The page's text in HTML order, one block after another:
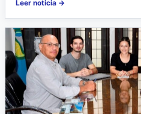
Leer noticia →